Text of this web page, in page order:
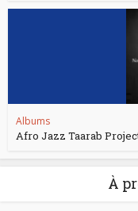
Albums
Afro Jazz Taarab
À